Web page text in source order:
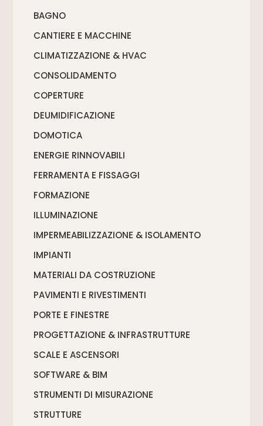
BAGNO
CANTIERE E MACCHINE
CLIMATIZZAZIONE & HVAC
CONSOLIDAMENTO
COPERTURE
DEUMIDIFICAZIONE
DOMOTICA
ENERGIE RINNOVABILI
FERRAMENTA E FISSAGGI
FORMAZIONE
ILLUMINAZIONE
IMPERMEABILIZZAZIONE & ISOLAMENTO
IMPIANTI
MATERIALI DA COSTRUZIONE
PAVIMENTI E RIVESTIMENTI
PORTE E FINESTRE
PROGETTAZIONE & INFRASTRUTTURE
SCALE E ASCENSORI
SOFTWARE & BIM
STRUMENTI DI MISURAZIONE
STRUTTURE